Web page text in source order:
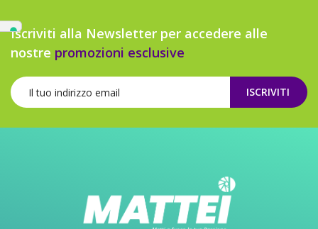
Iscriviti alla Newsletter per accedere alle
nostre promozioni esclusive
ISCRIVITI